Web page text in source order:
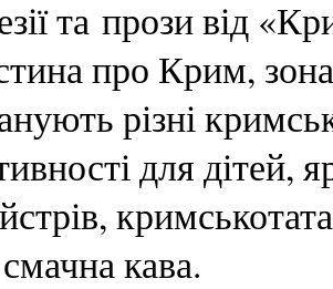
та прози від
про Крим, зона
різні
для дітей,
кава.